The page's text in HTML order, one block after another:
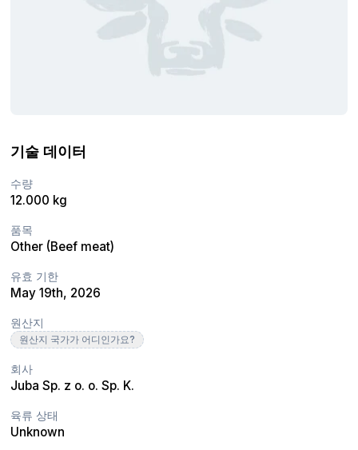
기술 데이터
수량
12.000 kg
품목
Other (Beef meat)
유효 기한
May 19th, 2026
원산지
원산지 국가가 어디인가요?
회사
Juba Sp. z o. o. Sp. K.
육류 상태
Unknown